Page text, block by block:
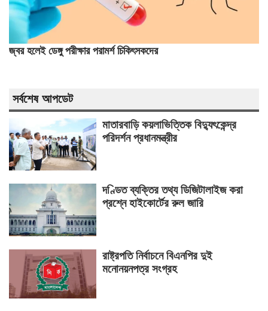
জ্বর হলেই ডেঙ্গু পরীক্ষার পরামর্শ চিকিৎসকদের
সর্বশেষ আপডেট
মাতারবাড়ি কয়লাভিত্তিক বিদ্যুৎকেন্দ্র
পরিদর্শন প্রধানমন্ত্রীর
দণ্ডিত ব্যক্তির তথ্য ডিজিটালাইজ করা
প্রশ্নে হাইকোর্টের রুল জারি
রাষ্ট্রপতি নির্বাচনে বিএনপির দুই
মনোনয়নপত্র সংগ্রহ